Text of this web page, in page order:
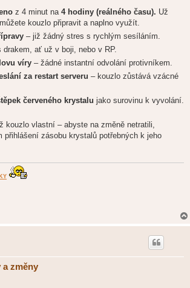
z 4 minut na 4 hodiny (reálného času). Už
kouzlo připravit a naplno využít.
– již žádný stres s rychlým sesíláním.
drakem, ať už v boji, nebo v RP.
víry – žádné instantní odvolání protivníkem.
za restart serveru – kouzlo zůstává vzácné
červeného krystalu jako surovinu k vyvolání.
kouzlo vlastní – abyste na změně netratili,
přihlášení zásobu krystalů potřebných k jeho
a změny